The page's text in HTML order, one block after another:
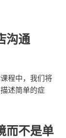
沟通
程中，我们将
述简单的症
而不是单